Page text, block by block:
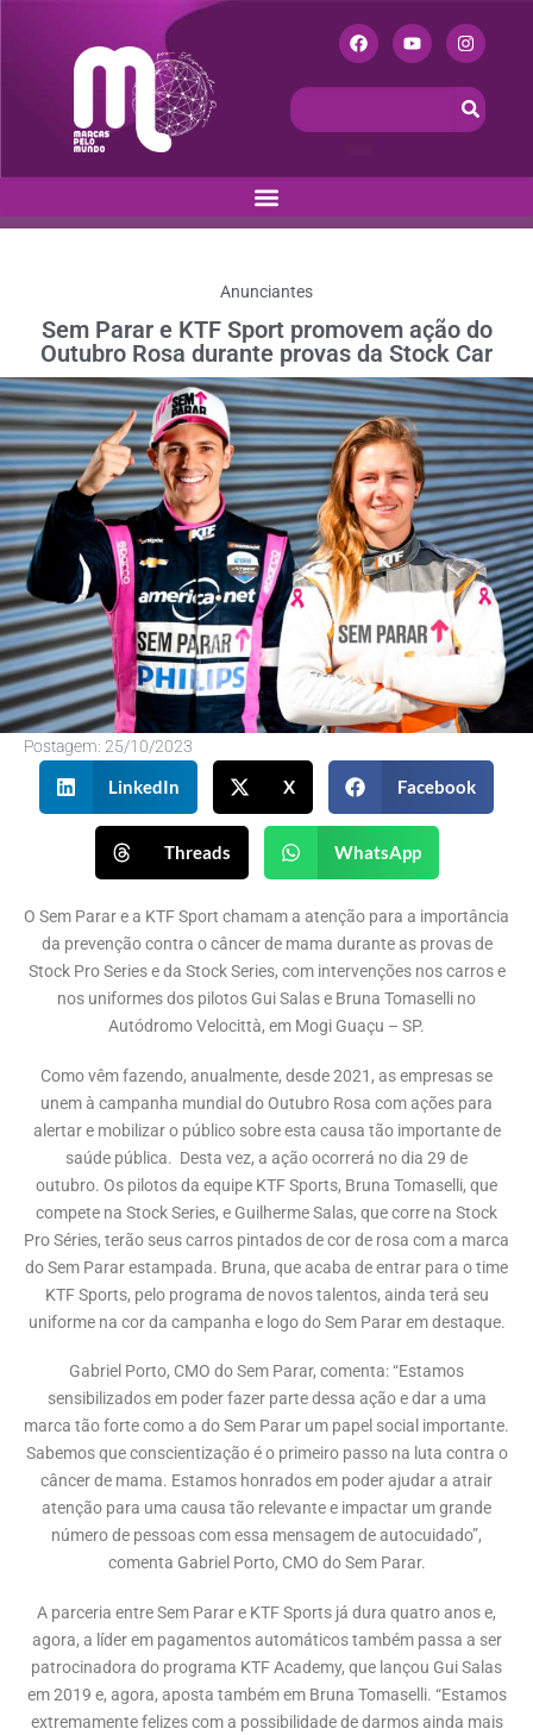
Anunciantes
Sem Parar e KTF Sport promovem ação do
Outubro Rosa durante provas da Stock Car
Postagem: 25/10/2023
LinkedIn X Facebook
Threads WhatsApp
O Sem Parar e a KTF Sport chamam a atenção para a importância
da prevenção contra o câncer de mama durante as provas de
Stock Pro Series e da Stock Series, com intervenções nos carros e
nos uniformes dos pilotos Gui Salas e Bruna Tomaselli no
Autódromo Velocittà, em Mogi Guaçu – SP.
Como vêm fazendo, anualmente, desde 2021, as empresas se
unem à campanha mundial do Outubro Rosa com ações para
alertar e mobilizar o público sobre esta causa tão importante de
saúde pública. Desta vez, a ação ocorrerá no dia 29 de
outubro. Os pilotos da equipe KTF Sports, Bruna Tomaselli, que
compete na Stock Series, e Guilherme Salas, que corre na Stock
Pro Séries, terão seus carros pintados de cor de rosa com a marca
do Sem Parar estampada. Bruna, que acaba de entrar para o time
KTF Sports, pelo programa de novos talentos, ainda terá seu
uniforme na cor da campanha e logo do Sem Parar em destaque.
Gabriel Porto, CMO do Sem Parar, comenta: “Estamos
sensibilizados em poder fazer parte dessa ação e dar a uma
marca tão forte como a do Sem Parar um papel social importante.
Sabemos que conscientização é o primeiro passo na luta contra o
câncer de mama. Estamos honrados em poder ajudar a atrair
atenção para uma causa tão relevante e impactar um grande
número de pessoas com essa mensagem de autocuidado”,
comenta Gabriel Porto, CMO do Sem Parar.
A parceria entre Sem Parar e KTF Sports já dura quatro anos e,
agora, a líder em pagamentos automáticos também passa a ser
patrocinadora do programa KTF Academy, que lançou Gui Salas
em 2019 e, agora, aposta também em Bruna Tomaselli. “Estamos
extremamente felizes com a possibilidade de darmos ainda mais